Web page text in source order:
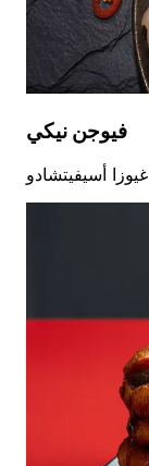
فيوجن نيكي